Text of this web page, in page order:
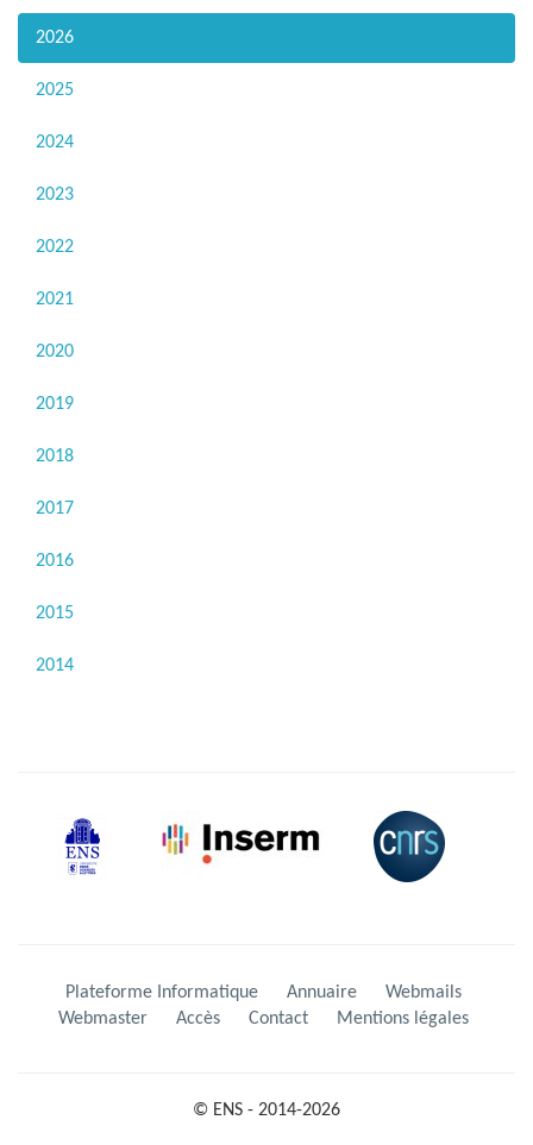
2026
2025
2024
2023
2022
2021
2020
2019
2018
2017
2016
2015
2014
Plateforme Informatique Annuaire
Webmails
Webmaster
Accès Contact Mentions légales
© ENS - 2014-2026